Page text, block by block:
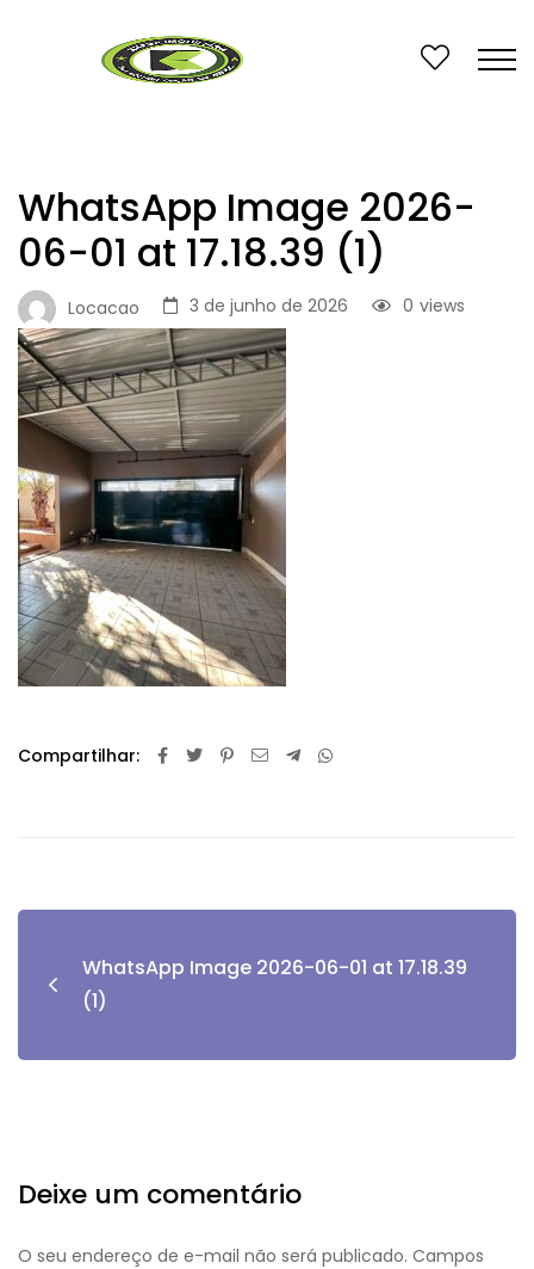
WhatsApp Image 2026-
06-01 at 17.18.39 (1)
Locacao 3 de junho de 2026 views
0
Compartilhar:
WhatsApp Image 2026-06-01 at 17.18.39
(1)
Deixe um comentário
O seu endereço de e-mail não será publicado. Campos